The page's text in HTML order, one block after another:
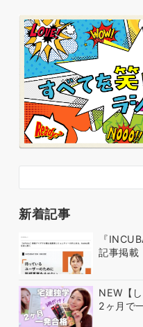
新着記事
『
記事掲載
NEW【
2ヶ月で